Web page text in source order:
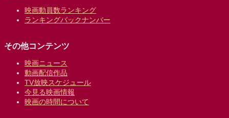
映画動員数ランキング
ランキングバックナンバー
その他コンテンツ
映画ニュース
動画配信作品
TV放映スケジュール
今見る映画情報
映画の時間について